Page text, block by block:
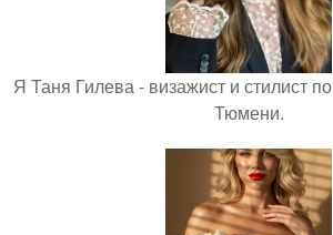
Я Таня Гилева - визажист и стилист
Тюмени.